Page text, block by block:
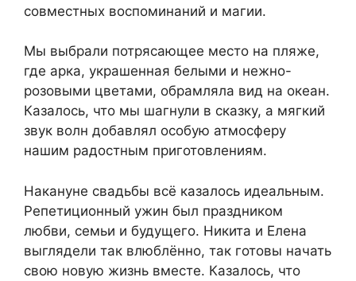
совместных воспоминаний и магии.
Мы выбрали потрясающее место на пляже,
где арка, украшенная белыми и нежно-
розовыми цветами, обрамляла вид на океан.
Казалось, что мы шагнули в сказку, а мягкий
звук волн добавлял особую атмосферу
нашим радостным приготовлениям.
Накануне свадьбы всё казалось идеальным.
Репетиционный ужин был праздником
любви, семьи и будущего. Никита и Елена
выглядели так влюблённо, так готовы начать
свою новую жизнь вместе. Казалось, что